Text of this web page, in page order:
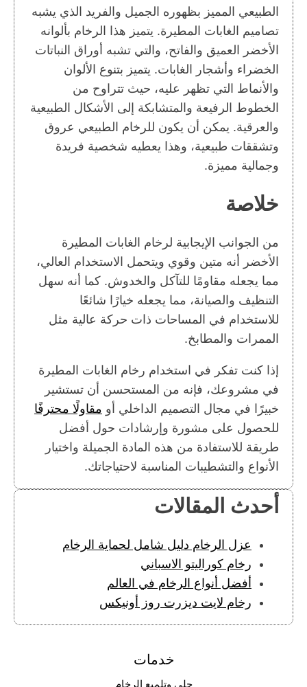
الطبيعي المميز بظهوره الجميل والفريد الذي يشبه
تصاميم الغابات المطيرة. يتميز هذا الرخام بألوانه
الأخضر العميق والفاتح، والتي تشبه أوراق النباتات
الخضراء وأشجار الغابات. يتميز بتنوع الألوان
والأنماط التي تظهر عليه، حيث تتراوح من
الخطوط الرفيعة والمتشابكة إلى الأشكال الطبيعية
والعرقية. يمكن أن يكون للرخام الطبيعي عروق
وتشققات طبيعية، وهذا يعطيه شخصية فريدة
وجمالية مميزة.
خلاصة
من الجوانب الإيجابية لرخام الغابات المطيرة
الأخضر أنه متين وقوي ويتحمل الاستخدام العالي،
مما يجعله مقاومًا للتآكل والخدوش. كما أنه سهل
التنظيف والصيانة، مما يجعله خيارًا شائعًا
للاستخدام في المساحات ذات حركة عالية مثل
الممرات والمطابخ.
إذا كنت تفكر في استخدام رخام الغابات المطيرة
في مشروعك، فإنه من المستحسن أن تستشير
خبيرًا في مجال التصميم الداخلي أو مقاولًا محترفًا
للحصول على مشورة وإرشادات حول أفضل
طريقة للاستفادة من هذه المادة الجميلة واختيار
الأنواع والتشطيبات المناسبة لاحتياجاتك.
أحدث المقالات
عزل الرخام دليل شامل لحماية الرخام
رخام كوراليتو الاسباني
أفضل أنواع الرخام في العالم
رخام لايت ديزرت روز أونيكس
خدمات
جلي وتلميع الرخام